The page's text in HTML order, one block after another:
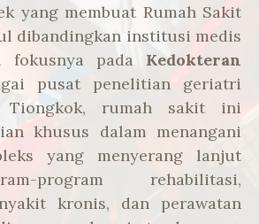
yang membuat Rumah Sakit
dibandingkan institusi medis
fokusnya pada Kedokteran
pusat penelitian geriatri
Tiongkok, rumah sakit ini
khusus dalam menangani
yang menyerang lanjut
program rehabilitasi,
kronis, dan perawatan